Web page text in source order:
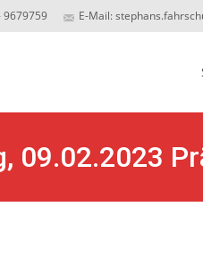
9679759 E-Mail:
09.02.2023